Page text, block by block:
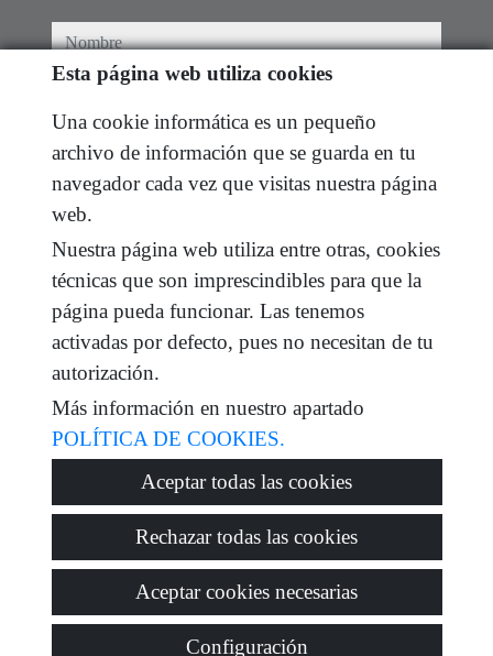
nombre
e-mail
He leído y acepto las condiciones de uso y
mensaje
Captcha
Esta página web utiliza cookies
Una cookie informática es un pequeño
archivo de información que se guarda en tu
navegador cada vez que visitas nuestra página
web.
Nuestra página web utiliza entre otras, cookies
técnicas que son imprescindibles para que la
página pueda funcionar. Las tenemos
activadas por defecto, pues no necesitan de tu
autorización.
Más información en nuestro apartado
POLÍTICA DE COOKIES.
Aceptar todas las cookies
Rechazar todas las cookies
Aceptar cookies necesarias
Configuración